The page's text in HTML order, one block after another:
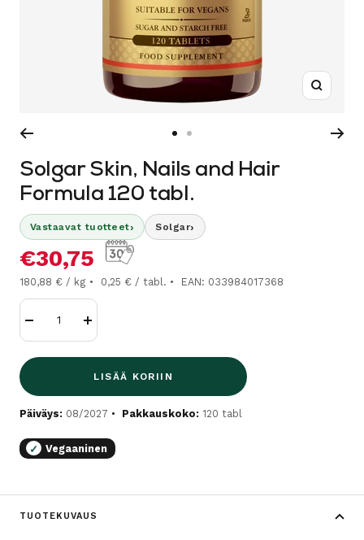
sivulle
Solgar Skin, Nails and Hair
Formula 120 tabl.
Vastaavat tuotteet› Solgar›
Alennushinta
€30,75
180,88 € / kg 0,25 € / tabl. EAN: 033984017368
Lisää
LISÄÄ KORIIN
Päiväys: 08/2027 Pakkauskoko: 120 tabl
✓ Vegaaninen
TUOTEKUVAUS